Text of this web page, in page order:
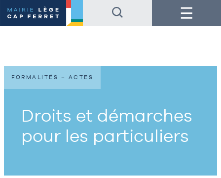
au
contenu
de
au
pied
de
Menu
Droits et démarches
pour les particuliers
FORMALITÉS – ACTES